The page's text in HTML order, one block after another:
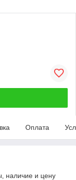
Оплата
и цену